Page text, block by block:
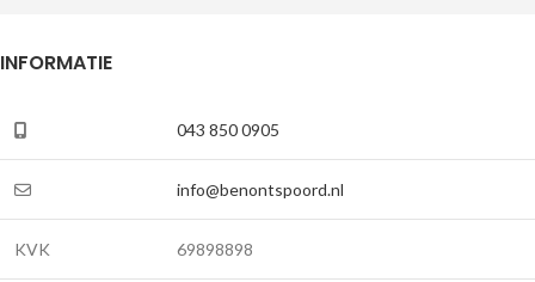
INFORMATIE
043 850 0905
info@benontspoord.nl
KVK 69898898